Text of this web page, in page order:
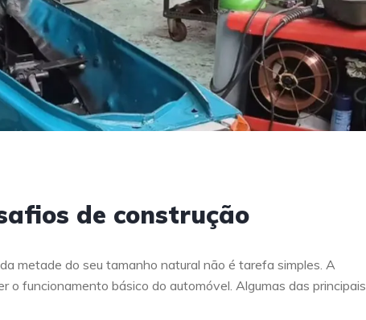
de construção
metade do seu tamanho natural não é tarefa simples. A
funcionamento básico do automóvel. Algumas das principais